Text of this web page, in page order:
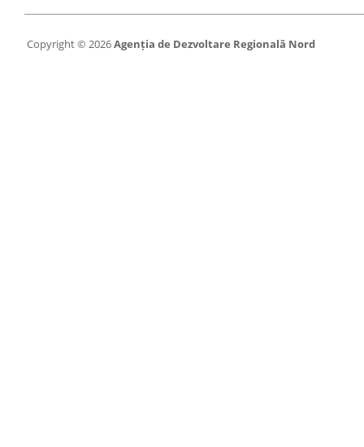
Copyright © 2026Agenția de Dezvoltare Regională Nord